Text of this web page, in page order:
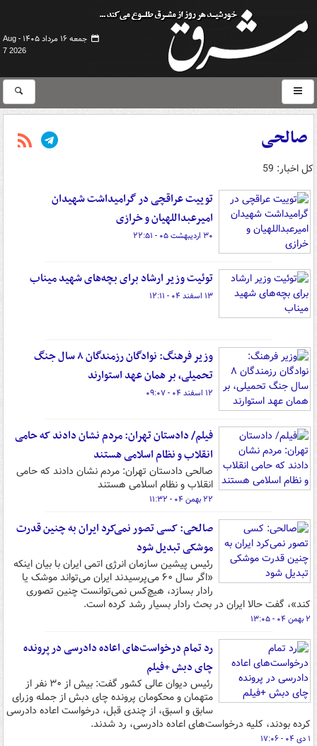
جمعه ۱۶ مرداد ۱۴۰۵ -
Aug
7 2026
صالحی
کل اخبار: 59
توییت عراقچی در گرامیداشت شهیدان
امیرعبداللهیان و خرازی
۳۰ اردیبهشت ۰۵ - ۲۲:۵۱
توئیت وزیر ارشاد برای بچه‌های شهید میناب
۱۳ اسفند ۰۴ - ۱۲:۱۱
وزیر فرهنگ: نوادگان رزمندگان ۸ سال جنگ
تحمیلی، بر همان عهد استوارند
۱۲ اسفند ۰۴ - ۰۹:۰۷
فیلم/ دادستان تهران: مردم نشان دادند که حامی
انقلاب و نظام اسلامی هستند
صالحی دادستان تهران: مردم نشان دادند که حامی
انقلاب و نظام اسلامی هستند
۲۲ بهمن ۰۴ - ۱۱:۳۲
صالحی: کسی تصور نمی‌کرد ایران به چنین قدرت
موشکی تبدیل شود
رئیس پیشین سازمان انرژی اتمی ایران با بیان اینکه
«اگر سال ۶٠ می‌پرسیدند ایران می‌تواند موشک یا
رادار بسازد، هیچ‌کس نمی‌توانست چنین تصوری
کند»، گفت حالا ایران در بحث رادار بسیار رشد کرده‌ است.
۲ بهمن ۰۴ - ۱۳:۰۵
رد تمام درخواست‌های اعاده دادرسی در پرونده
چای دبش +فیلم
رئیس دیوان عالی کشور گفت: بیش از ۳۰ نفر از
متهمان و محکومان پرونده چای دبش از جمله وزرای
سابق و اسبق، از چندی قبل، درخواست اعاده دادرسی
کرده بودند، کلیه درخواست‌های اعاده دادرسی، رد شدند.
۱ دی ۰۴ - ۱۷:۰۶